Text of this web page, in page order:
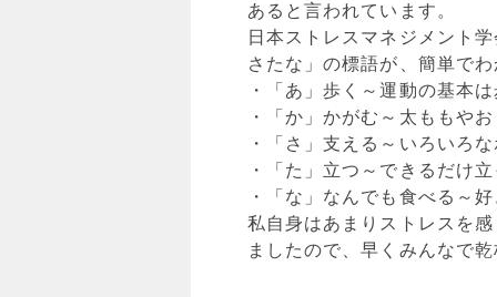
あると言われています。
日本ストレスマネジメント
さたな」の標語が、簡単で
・「あ」歩く～運動の基本
・「か」かがむ～太ももや
・「さ」支える～いろいろ
・「た」立つ～できるだけ
・「な」なんでも食べる～
私自身はあまりストレスを
ましたので、早くみんなで